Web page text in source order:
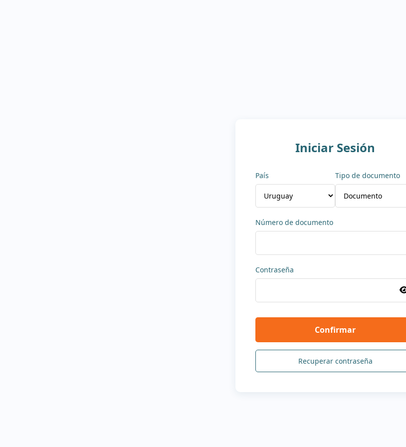
Iniciar Sesión
País Tipo de documento
Número de documento
Contraseña
Recuperar contraseña